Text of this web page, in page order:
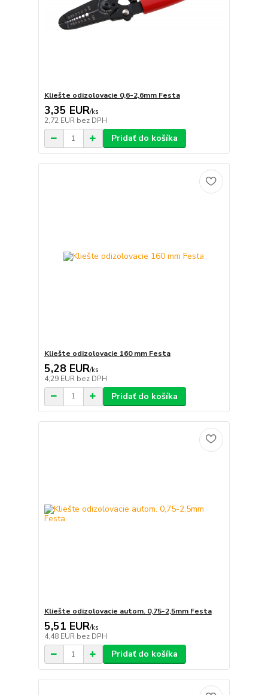
Kliešte odizolovacie 0,6-2,6mm Festa
3,35 EUR/ks
2,72 EUR bez DPH
Pridať do košíka
Kliešte odizolovacie 160 mm Festa
5,28 EUR/ks
4,29 EUR bez DPH
Pridať do košíka
Kliešte odizolovacie autom. 0,75-2,5mm Festa
5,51 EUR/ks
4,48 EUR bez DPH
Pridať do košíka